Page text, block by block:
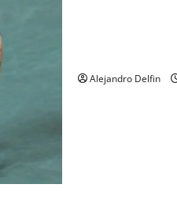
Alejandro Delfin